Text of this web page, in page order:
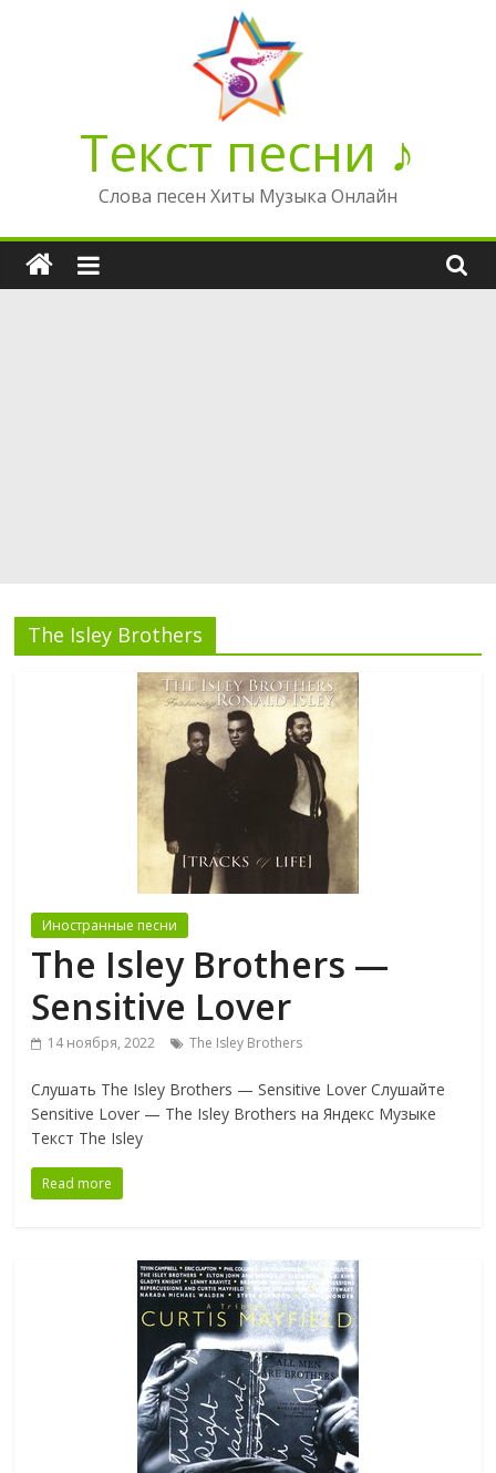
Текст песни ♪
Слова песен Хиты Музыка Онлайн
The Isley Brothers
Иностранные песни
The Isley Brothers —
Sensitive Lover
14 ноября, 2022 The Isley Brothers
Слушать The Isley Brothers — Sensitive Lover Слушайте
Sensitive Lover — The Isley Brothers на Яндекс Музыке
Текст The Isley
Read more